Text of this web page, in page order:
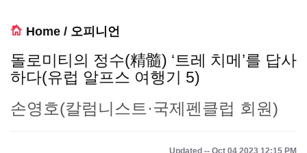
Home / 오피니언
돌로미티의 정수(精髓) ‘트레 치메’를 답사
하다(유럽 알프스 여행기 5)
손영호(칼럼니스트·국제펜클럽 회원)
Updated -- Oct 04 2023 12:15 PM